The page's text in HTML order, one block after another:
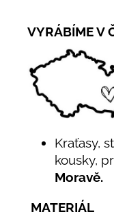
VYRÁBÍME V
Kraťasy,
kousky,
Moravě.
MATERIÁL